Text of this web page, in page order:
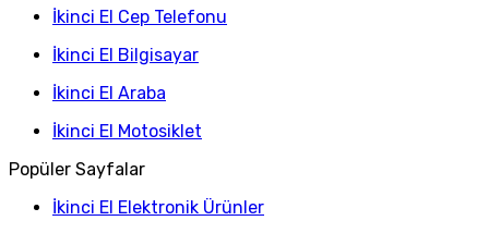
İkinci El Cep Telefonu
İkinci El Bilgisayar
İkinci El Araba
İkinci El Motosiklet
Popüler Sayfalar
İkinci El Elektronik Ürünler